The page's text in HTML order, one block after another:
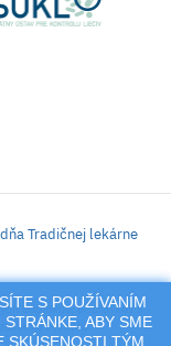
S POUŽÍVANÍM
ABY SME
TÝM,
Tradičnej lekárne
doplnkov, prípravkov s
receptu.